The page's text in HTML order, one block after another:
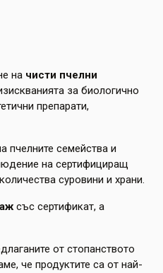
на чисти пчелни
за биологично
препарати,
пчелните семейства и
на сертифициращ
суровини и храни.
със сертификат, а
от стопанството
че продуктите са от най-